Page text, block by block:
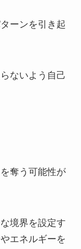
ーンを引き起
ないよう自己
奪う可能性が
境界を設定す
エネルギーを